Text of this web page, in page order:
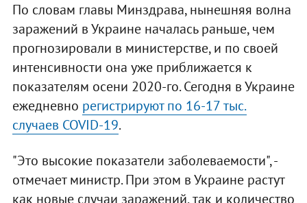
По словам главы Минздрава, нынешняя волна
заражений в Украине началась раньше, чем
прогнозировали в министерстве, и по своей
интенсивности она уже приближается к
показателям осени 2020-го. Сегодня в Украине
ежедневно регистрируют по 16-17 тыс.
случаев COVID-19.
"Это высокие показатели заболеваемости", -
отмечает министр. При этом в Украине растут
как новые случаи заражений, так и количество